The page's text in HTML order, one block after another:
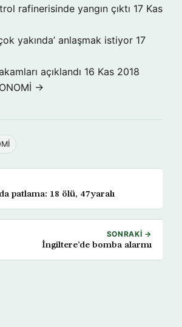
rafinerisinde yangın çıktı 17 Kas
yakında’ anlaşmak istiyor 17
açıklandı 16 Kas 2018
→
patlama: 18 ölü, 47yaralı
SONRAKI →
İngiltere’de bomba alarmı